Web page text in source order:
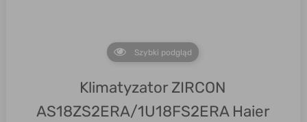
Szybki podgląd
Klimatyzator ZIRCON
AS18ZS2ERA/1U18FS2ERA Haier